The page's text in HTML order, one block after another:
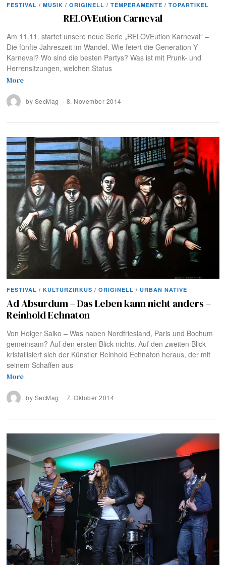
FESTIVAL / MUSIK / ORIGINELL / TEMPERAMENTE / TOPARTIKEL
RELOVEution Carneval
Am 11.11. startet unsere neue Serie „RELOVEution Karneval“ –
Die fünfte Jahreszeit im Wandel. Wie feiert die Generation Y
Karneval? Wo sind die besten Partys? Was ist mit Prunk- und
Herrensitzungen, welchen Status
More
by SecMag 8. November 2014
FESTIVAL / KULTURZIRKUS / ORIGINELL / URBAN NATIVE
Ad Absurdum – Das Leben kann nicht anders –
Reinhold Echnaton
Von Holger Saiko – Was haben Nordfriesland, Paris und Bochum
gemeinsam? Auf den ersten Blick nichts. Auf den zweiten Blick
kristallisiert sich der Künstler Reinhold Echnaton heraus, der mit
seinem Schaffen aus
More
by SecMag 7. Oktober 2014